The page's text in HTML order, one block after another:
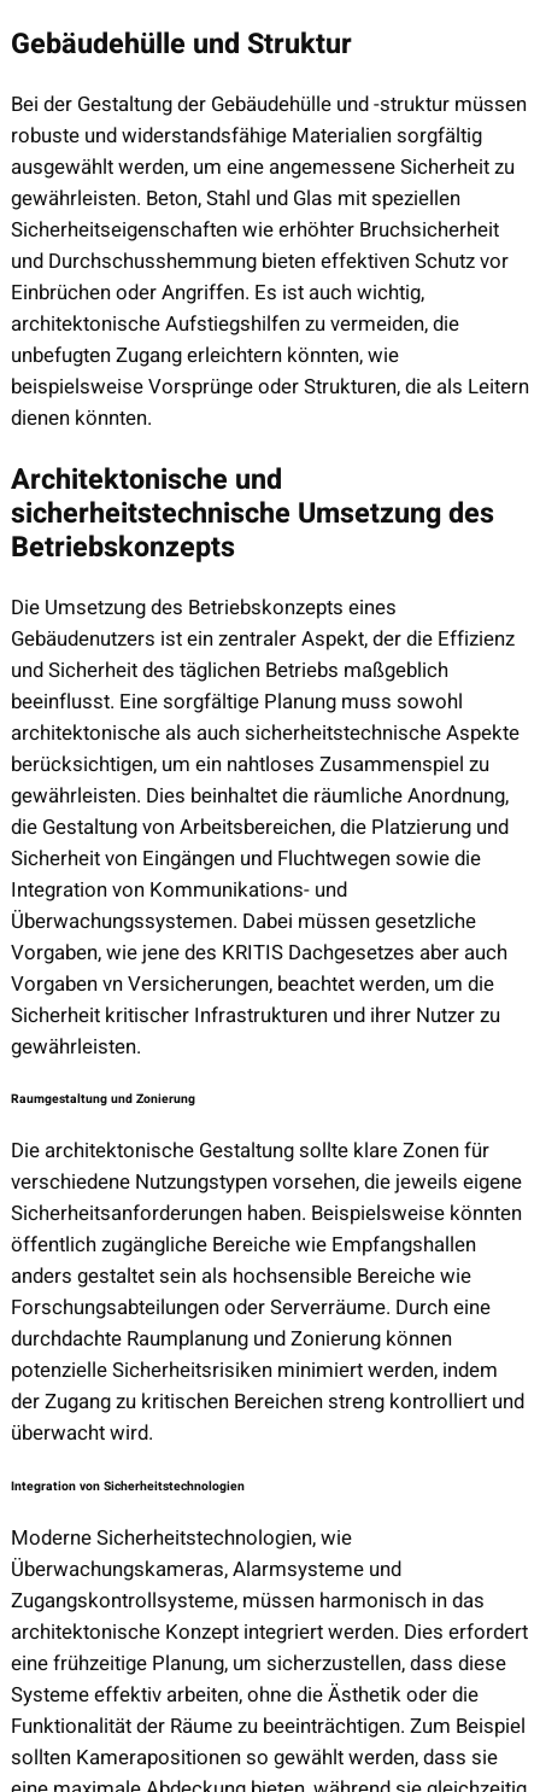
Gebäudehülle und Struktur
Bei der Gestaltung der Gebäudehülle und -struktur müssen
robuste und widerstandsfähige Materialien sorgfältig
ausgewählt werden, um eine angemessene Sicherheit zu
gewährleisten. Beton, Stahl und Glas mit speziellen
Sicherheitseigenschaften wie erhöhter Bruchsicherheit
und Durchschusshemmung bieten effektiven Schutz vor
Einbrüchen oder Angriffen. Es ist auch wichtig,
architektonische Aufstiegshilfen zu vermeiden, die
unbefugten Zugang erleichtern könnten, wie
beispielsweise Vorsprünge oder Strukturen, die als Leitern
dienen könnten.
Architektonische und
sicherheitstechnische Umsetzung des
Betriebskonzepts
Die Umsetzung des Betriebskonzepts eines
Gebäudenutzers ist ein zentraler Aspekt, der die Effizienz
und Sicherheit des täglichen Betriebs maßgeblich
beeinflusst. Eine sorgfältige Planung muss sowohl
architektonische als auch sicherheitstechnische Aspekte
berücksichtigen, um ein nahtloses Zusammenspiel zu
gewährleisten. Dies beinhaltet die räumliche Anordnung,
die Gestaltung von Arbeitsbereichen, die Platzierung und
Sicherheit von Eingängen und Fluchtwegen sowie die
Integration von Kommunikations- und
Überwachungssystemen. Dabei müssen gesetzliche
Vorgaben, wie jene des KRITIS Dachgesetzes aber auch
Vorgaben vn Versicherungen, beachtet werden, um die
Sicherheit kritischer Infrastrukturen und ihrer Nutzer zu
gewährleisten.
Raumgestaltung und Zonierung
Die architektonische Gestaltung sollte klare Zonen für
verschiedene Nutzungstypen vorsehen, die jeweils eigene
Sicherheitsanforderungen haben. Beispielsweise könnten
öffentlich zugängliche Bereiche wie Empfangshallen
anders gestaltet sein als hochsensible Bereiche wie
Forschungsabteilungen oder Serverräume. Durch eine
durchdachte Raumplanung und Zonierung können
potenzielle Sicherheitsrisiken minimiert werden, indem
der Zugang zu kritischen Bereichen streng kontrolliert und
überwacht wird.
Integration von Sicherheitstechnologien
Moderne Sicherheitstechnologien, wie
Überwachungskameras, Alarmsysteme und
Zugangskontrollsysteme, müssen harmonisch in das
architektonische Konzept integriert werden. Dies erfordert
eine frühzeitige Planung, um sicherzustellen, dass diese
Systeme effektiv arbeiten, ohne die Ästhetik oder die
Funktionalität der Räume zu beeinträchtigen. Zum Beispiel
sollten Kamerapositionen so gewählt werden, dass sie